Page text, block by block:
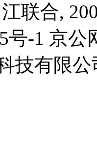
联合,
号-1 京公
技有限公